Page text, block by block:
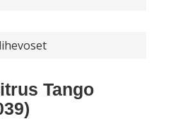
Tango